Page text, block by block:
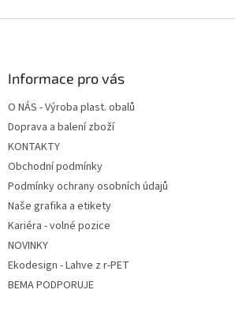
Informace pro vás
O NÁS - Výroba plast. obalů
Doprava a balení zboží
KONTAKTY
Obchodní podmínky
Podmínky ochrany osobních údajů
Naše grafika a etikety
Kariéra - volné pozice
NOVINKY
Ekodesign - Lahve z r-PET
BEMA PODPORUJE